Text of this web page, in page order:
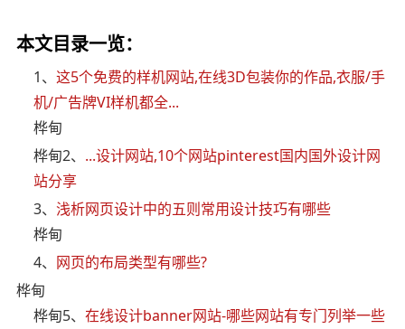
本文目录一览：
1、这5个免费的样机网站,在线3D包装你的作品,衣服/手
机/广告牌VI样机都全...
桦甸
桦甸2、 ...设计网站,10个网站pinterest国内国外设计网
站分享
3、浅析网页设计中的五则常用设计技巧有哪些
桦甸
4、 网页的布局类型有哪些?
桦甸
桦甸5、在线设计banner网站-哪些网站有专门列举一些